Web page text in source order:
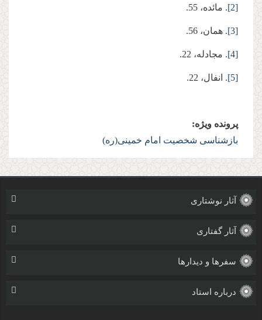
[2]. مائده، 55.
[3]. همان، 56.
[4]. مجادله، 22.
[5]. انفال، 22.
پرونده ویژه:
بازشناسی شخصيت امام خمینی(ره)
آثار نوشتاری
آثار گفتاری
سفرها و دیدارها
درباره استاد